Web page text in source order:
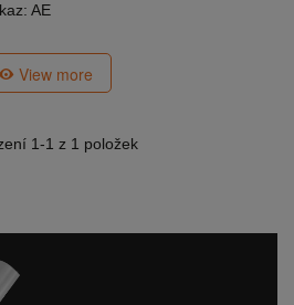
AE
View more
1-1 z 1 položek